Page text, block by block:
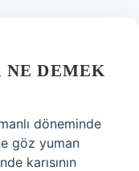
NE DEMEK
döneminde
göz yuman
karısının